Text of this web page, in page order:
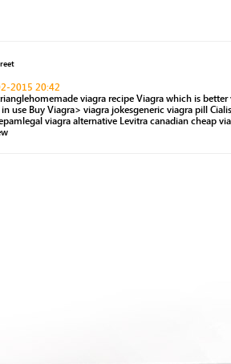
2015 20:42
viagra recipe Viagra which is better
use Buy Viagra> viagra jokesgeneric viagra pill
viagra alternative Levitra canadian cheap